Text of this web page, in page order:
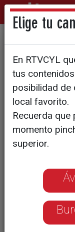
Faro
calle la
grafiti
Elige tu
En RTVCYL
tus
posibilidad de
local favorito.
Recuerda que
momento
superior.